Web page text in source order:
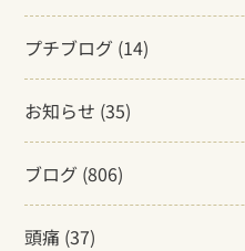
プチブログ (14)
お知らせ (35)
ブログ (806)
頭痛 (37)